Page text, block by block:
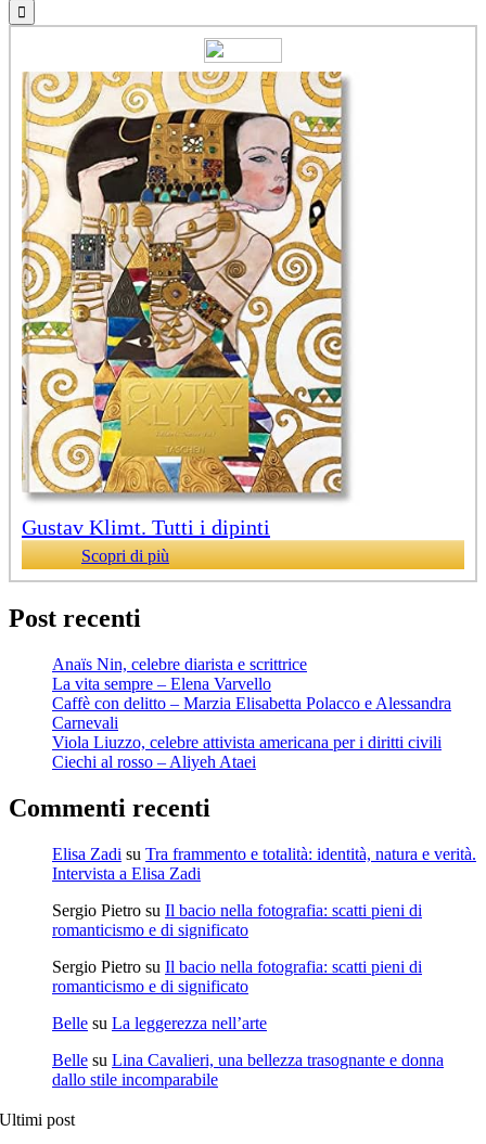
Gustav Klimt. Tutti i dipinti
Scopri di più
Post recenti
Anaïs Nin, celebre diarista e scrittrice
La vita sempre – Elena Varvello
Caffè con delitto – Marzia Elisabetta Polacco e Alessandra
Carnevali
Viola Liuzzo, celebre attivista americana per i diritti civili
Ciechi al rosso – Aliyeh Ataei
Commenti recenti
Elisa Zadi su Tra frammento e totalità: identità, natura e verità.
Intervista a Elisa Zadi
Sergio Pietro su Il bacio nella fotografia: scatti pieni di
romanticismo e di significato
Sergio Pietro su Il bacio nella fotografia: scatti pieni di
romanticismo e di significato
Belle su La leggerezza nell’arte
Belle su Lina Cavalieri, una bellezza trasognante e donna
dallo stile incomparabile
Ultimi post